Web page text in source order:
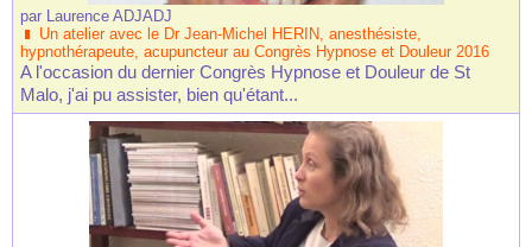
par Laurence ADJADJ
Un atelier avec le Dr Jean-Michel HERIN, anesthésiste,
hypnothérapeute, acupuncteur au Congrès Hypnose et Douleur 2016
A l'occasion du dernier Congrès Hypnose et Douleur de St
Malo, j'ai pu assister, bien qu'étant...